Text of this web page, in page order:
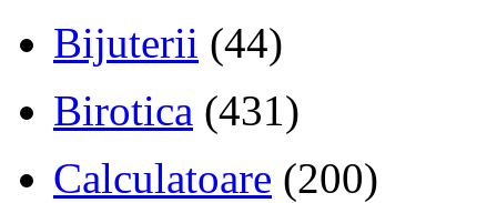
Bijuterii (44)
Birotica (431)
Calculatoare (200)